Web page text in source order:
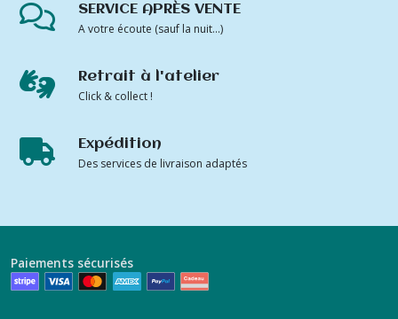
SERVICE APRÈS VENTE
A votre écoute (sauf la nuit...)
Retrait à l'atelier
Click & collect !
Expédition
Des services de livraison adaptés
Paiements sécurisés